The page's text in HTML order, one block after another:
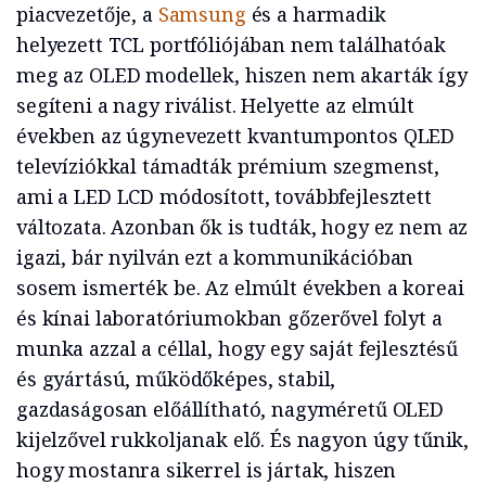
piacvezetője, a Samsung és a harmadik
helyezett TCL portfóliójában nem találhatóak
meg az OLED modellek, hiszen nem akarták így
segíteni a nagy riválist. Helyette az elmúlt
években az úgynevezett kvantumpontos QLED
televíziókkal támadták prémium szegmenst,
ami a LED LCD módosított, továbbfejlesztett
változata. Azonban ők is tudták, hogy ez nem az
igazi, bár nyilván ezt a kommunikációban
sosem ismerték be. Az elmúlt években a koreai
és kínai laboratóriumokban gőzerővel folyt a
munka azzal a céllal, hogy egy saját fejlesztésű
és gyártású, működőképes, stabil,
gazdaságosan előállítható, nagyméretű OLED
kijelzővel rukkoljanak elő. És nagyon úgy tűnik,
hogy mostanra sikerrel is jártak, hiszen